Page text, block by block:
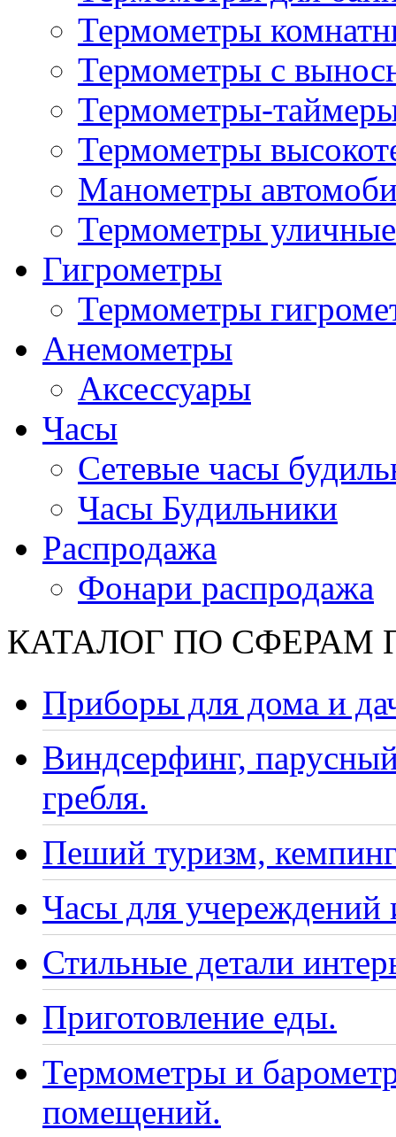
Термометры
Термометры с
Термометры-
Термометры
Манометры
Термометры уличные
Гигрометры
Термометры
Анемометры
Аксессуары
Часы
Сетевые часы
Часы Будильники
Распродажа
Фонари распродажа
КАТАЛОГ ПО СФЕРАМ
Приборы для дома и
Виндсерфинг,
гребля.
Пеший туризм,
Часы для учереждений
Стильные детали
Приготовление еды.
Термометры и
помещений.